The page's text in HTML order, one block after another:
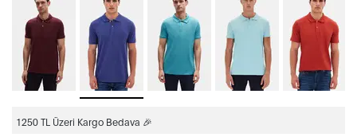
1250 TL Üzeri Kargo Bedava 🎉